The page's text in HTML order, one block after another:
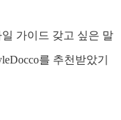
가이드 갖고 싶은 말
를 추천받았기